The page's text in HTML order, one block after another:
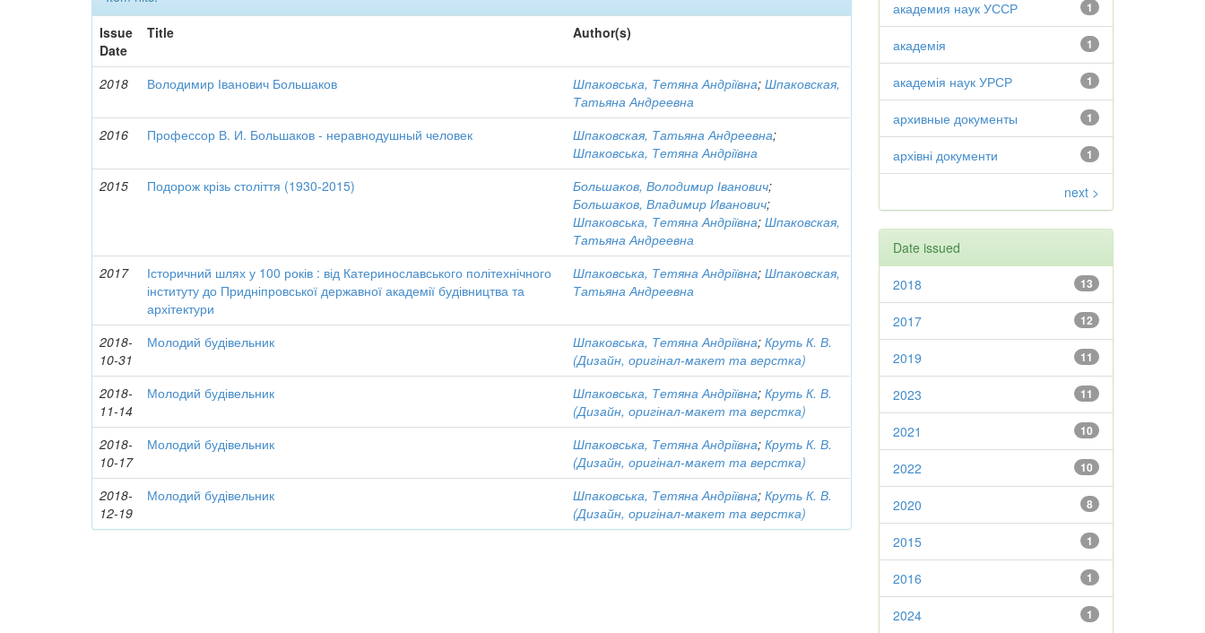
Issue
Date
Title Author(s)
2018 Володимир Іванович Большаков Шпаковська, Тетяна Андріївна;Шпаковская,
Татьяна Андреевна
2016
Профессор В. И. Большаков - неравнодушный человек Шпаковская, Татьяна Андреевна;
Шпаковська, Тетяна Андріївна
2015
Подорож крізь століття (1930-2015) Большаков, Володимир Іванович;
Большаков, Владимир Иванович;
Шпаковська, Тетяна Андріївна;Шпаковская,
Татьяна Андреевна
2017
Історичний шлях у 100 років : від Катеринославського політехнічного
інституту до Придніпровської державної академії будівництва та
архітектури
Шпаковська, Тетяна Андріївна;Шпаковская,
Татьяна Андреевна
2018-
10-31
Молодий будівельник Шпаковська, Тетяна Андріївна;Круть К. В.
(Дизайн, оригінал-макет та верстка)
2018-
11-14
Молодий будівельник Шпаковська, Тетяна Андріївна;Круть К. В.
(Дизайн, оригінал-макет та верстка)
2018-
10-17
Молодий будівельник Шпаковська, Тетяна Андріївна;Круть К. В.
(Дизайн, оригінал-макет та верстка)
2018-
12-19
Молодий будівельник Шпаковська, Тетяна Андріївна;Круть К. В.
(Дизайн, оригінал-макет та верстка)
1
академия наук УССР
1
академія
1
академія наук УРСР
1
архивные документы
1
архівні документи
next >
Date issued
13
2018
12
2017
11
2019
11
2023
10
2021
10
2022
8
2020
1
2015
1
2016
1
2024